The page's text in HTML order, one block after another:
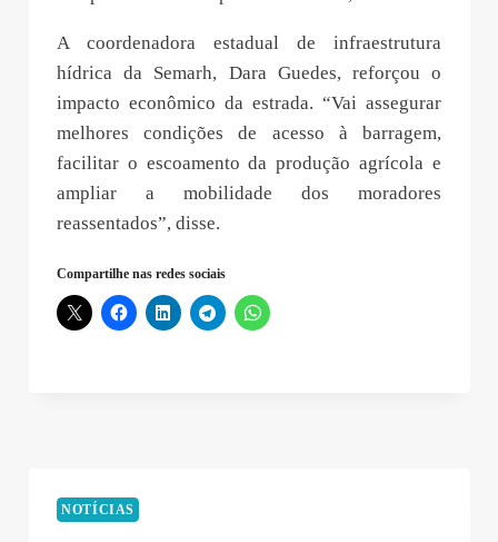
A coordenadora estadual de infraestrutura
hídrica da Semarh, Dara Guedes, reforçou o
impacto econômico da estrada. “Vai assegurar
melhores condições de acesso à barragem,
facilitar o escoamento da produção agrícola e
ampliar a mobilidade dos moradores
reassentados”, disse.
Compartilhe nas redes sociais
NOTÍCIAS